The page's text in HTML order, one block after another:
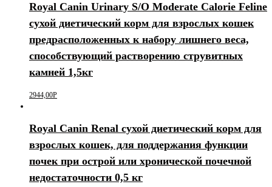
Royal Canin Urinary S/O Moderate Calorie Feline
сухой диетический корм для взрослых кошек
предрасположенных к набору лишнего веса,
способствующий растворению струвитных
камней 1,5кг
2944,00Р
Royal Canin Renal сухой диетический корм для
взрослых кошек, для поддержания функции
почек при острой или хронической почечной
недостаточности 0,5 кг